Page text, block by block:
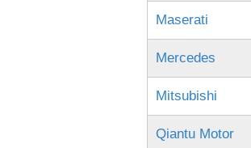
Maserati
Mercedes
Mitsubishi
Qiantu Motor